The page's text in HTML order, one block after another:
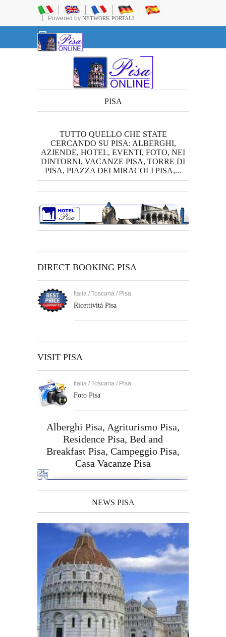
Powered by NETWORK PORTALI
PISA
TUTTO QUELLO CHE STATE
CERCANDO SU PISA: ALBERGHI,
AZIENDE, HOTEL, EVENTI, FOTO, NEI
DINTORNI, VACANZE PISA, TORRE DI
PISA, PIAZZA DEI MIRACOLI PISA,...
DIRECT BOOKING PISA
Italia / Toscana / Pisa
Ricettività Pisa
VISIT PISA
Italia / Toscana / Pisa
Foto Pisa
Alberghi Pisa, Agriturismo Pisa,
Residence Pisa, Bed and
Breakfast Pisa, Campeggio Pisa,
Casa Vacanze Pisa
NEWS PISA